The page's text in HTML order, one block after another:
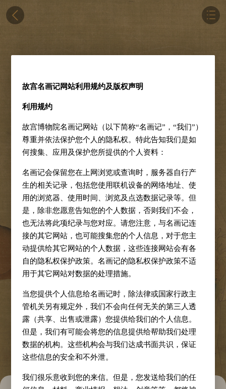
故宫名画记网站利用规约及版权声明
利用规约
故宫博物院名画记网站（以下简称“名画记”，“我们”）
尊重并依法保护您个人的隐私权。特此告知我们是如
何搜集、应用及保护您所提供的个人资料：
名画记会保留您在上网浏览或查询时，服务器自行产
生的相关记录，包括您使用联机设备的网络地址、使
用的浏览器、使用时间、浏览及点选数据记录等。但
是，除非您愿意告知您的个人数据，否则我们不会，
也无法将此项纪录与您对应。请您注意，与名画记连
接的其它网站，也可能搜集您的个人信息，对于您主
动提供给其它网站的个人数据，这些连接网站会有各
自的隐私权保护政策。名画记的隐私权保护政策不适
用于其它网站对数据的处理措施。
当您提供个人信息给名画记时，除法律或国家行政主
管机关另有规定外，我们不会向任何无关的第三人透
露（共享、出售或泄露）您提供给我们的个人信息。
但是，我们有可能会将您的信息提供给帮助我们处理
数据的机构。这些机构会与我们达成书面共识，保证
这些信息的安全和不外泄。
我们很乐意收到您的来信。但是，您发送给我们的任